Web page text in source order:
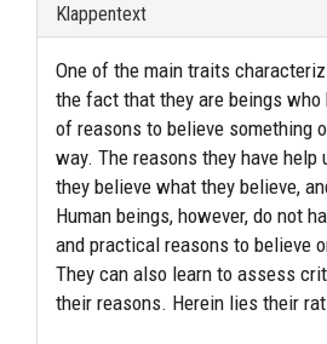
Klappentext
One of the main traits
the fact that they are beings
of reasons to believe something
way. The reasons they have help
they believe what they believe,
Human beings, however, do not
and practical reasons to believe
They can also learn to assess
their reasons. Herein lies their